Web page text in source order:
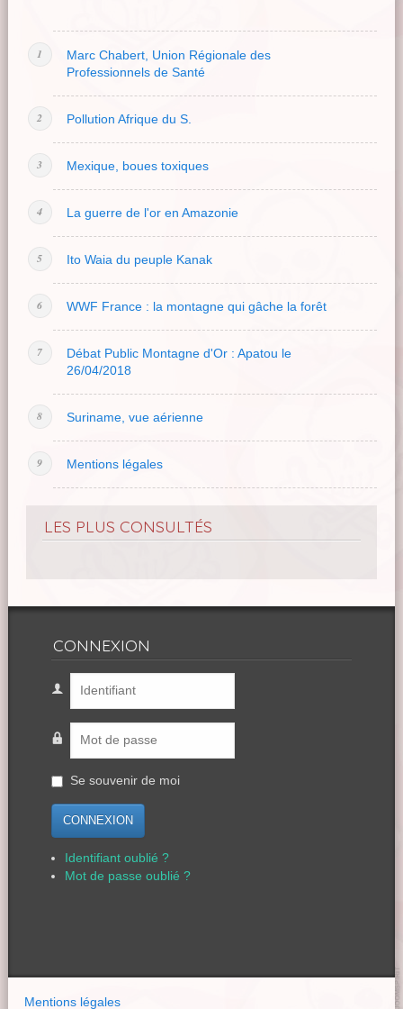
Marc Chabert, Union Régionale des
Professionnels de Santé
Pollution Afrique du S.
Mexique, boues toxiques
La guerre de l'or en Amazonie
Ito Waia du peuple Kanak
WWF France : la montagne qui gâche la forêt
Débat Public Montagne d'Or : Apatou le
26/04/2018
Suriname, vue aérienne
Mentions légales
LES PLUS CONSULTÉS
CONNEXION
Se souvenir de moi
CONNEXION
Identifiant oublié ?
Mot de passe oublié ?
Mentions légales